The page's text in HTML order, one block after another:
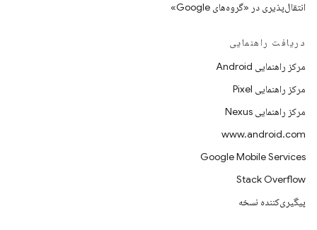
انتقال‌پذیری در «گروه‌های Google»
دریافت راهنمایی
مرکز راهنمایی Android
مرکز راهنمایی Pixel
مرکز راهنمایی Nexus
www.android.com
Google Mobile Services
Stack Overflow
پیگیری‌کننده نسخه